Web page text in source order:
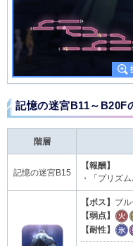
記憶の迷宮B11～B20F
階層
記憶の迷宮B15
【報酬】
・「プリズ
【ボス】 ブル
【弱点】
【耐性】